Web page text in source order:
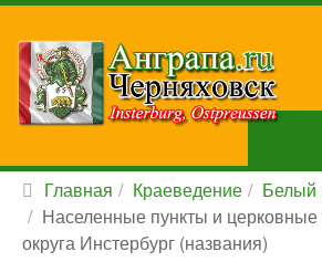
Главная Краеведение
Белый
Населенные пункты и церковные
округа Инстербург (названия)